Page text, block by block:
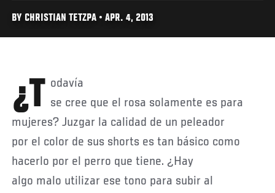
BY CHRISTIAN TETZPA • APR. 4, 2013
¿Todavía
se cree que el rosa solamente es para
mujeres? Juzgar la calidad de un peleador
por el color de sus shorts es tan básico como
hacerlo por el perro que tiene. ¿Hay
algo malo utilizar ese tono para subir al